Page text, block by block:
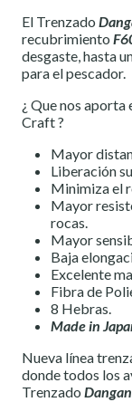
El Trenzado
recubrimiento
desgaste, hasta
para el pescador.
¿ Que nos aporta
Craft ?
Mayor
Liberación
Minimiza el
Mayor
rocas.
Mayor
Baja
Excelente
Fibra de
8 Hebras.
Made in
Nueva línea
donde todos los
Trenzado